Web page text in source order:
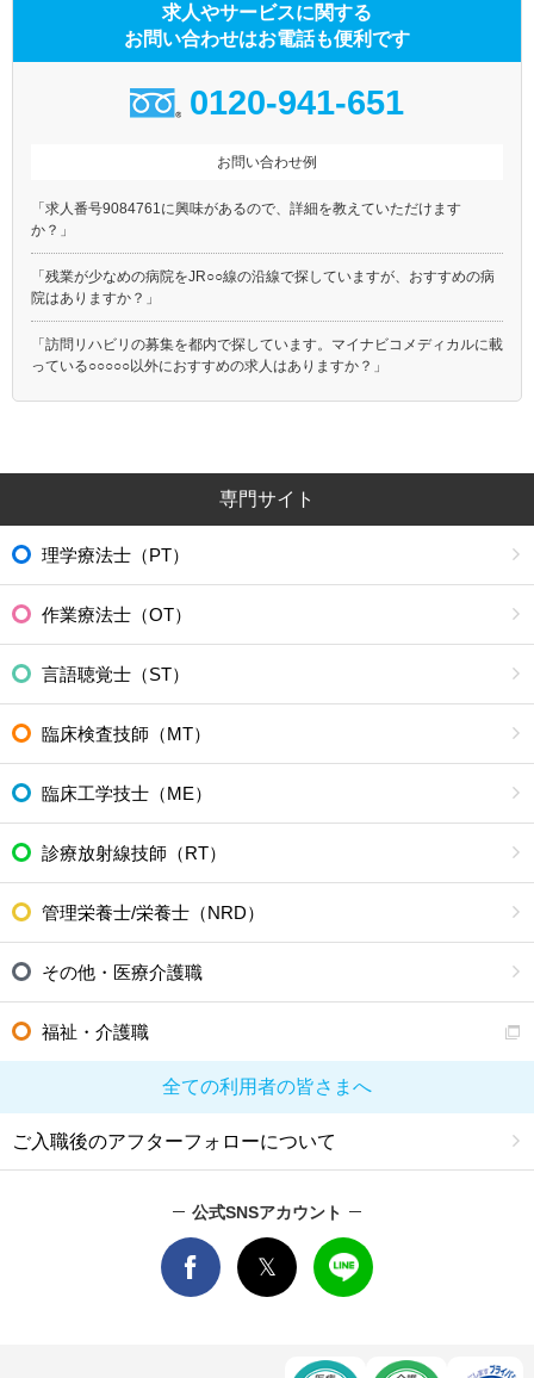
求人やサービスに関する
お問い合わせはお電話も便利です
0120-941-651
お問い合わせ例
「求人番号9084761に興味があるので、詳細を教えていただけます
か？」
「残業が少なめの病院をJR○○線の沿線で探していますが、おすすめの病
院はありますか？」
「訪問リハビリの募集を都内で探しています。マイナビコメディカルに載
っている○○○○○以外におすすめの求人はありますか？」
専門サイト
理学療法士（PT）
作業療法士（OT）
言語聴覚士（ST）
臨床検査技師（MT）
臨床工学技士（ME）
診療放射線技師（RT）
管理栄養士/栄養士（NRD）
その他・医療介護職
福祉・介護職
全ての利用者の皆さまへ
ご入職後のアフターフォローについて
公式SNSアカウント